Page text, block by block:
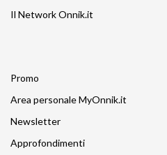
Il Network Onnik.it
Promo
Area personale MyOnnik.it
Newsletter
Approfondimenti